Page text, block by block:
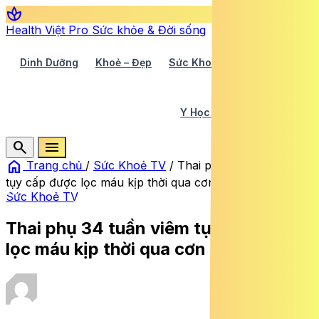
spa
Health Việt Pro Sức khỏe & Đời sống
Dinh Dưỡng Khoẻ – Đẹp Sức Khoẻ TV
Y Học Cổ Truyền
search
menu
home Trang chủ / Sức Khoẻ TV / Thai phụ 34 tuần viêm
tụy cấp được lọc máu kịp thời qua cơn nguy kịch
Sức Khoẻ TV
Thai phụ 34 tuần viêm tụy cấp được
lọc máu kịp thời qua cơn nguy kịch